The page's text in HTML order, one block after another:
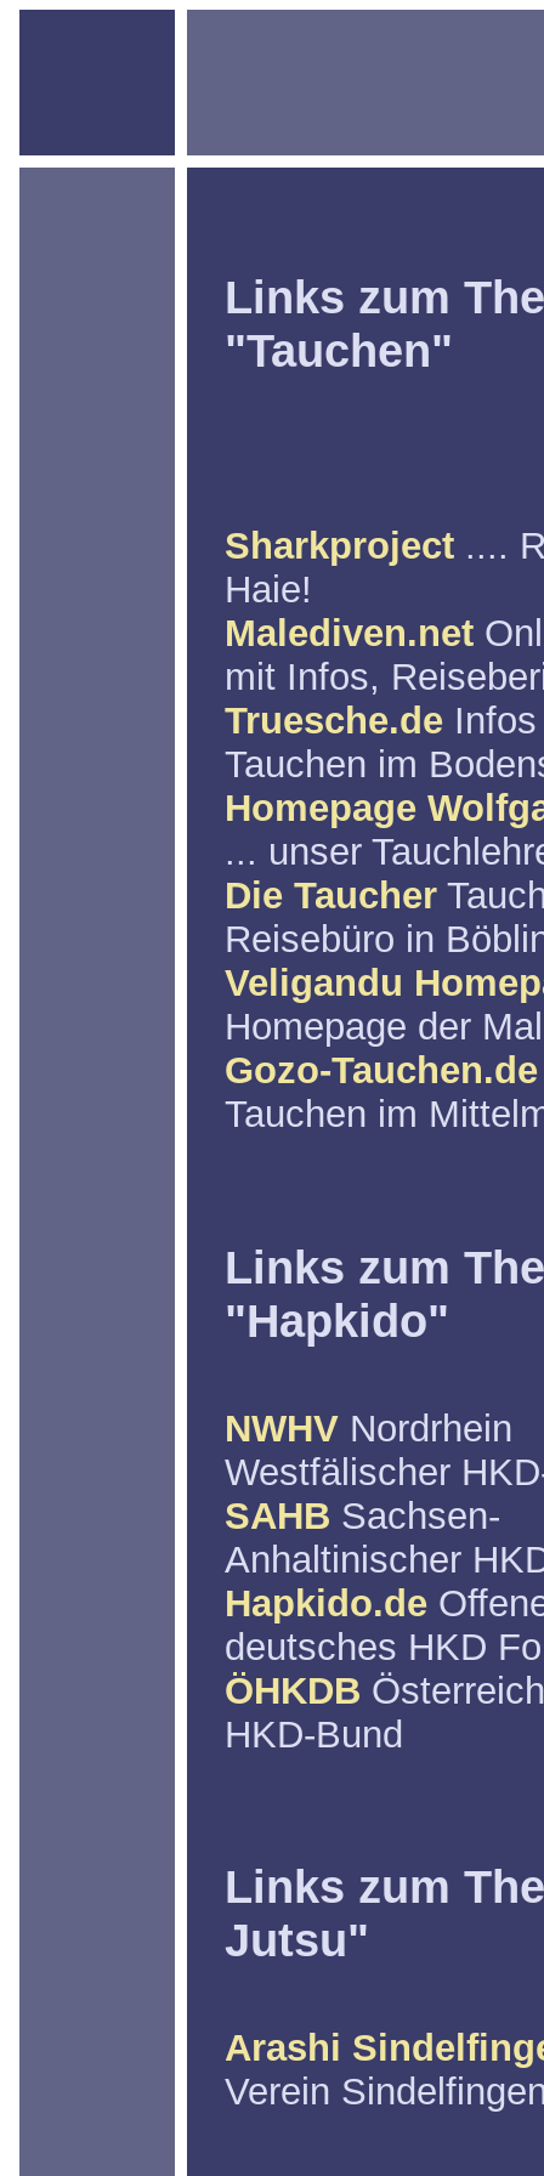
Links zum
"Tauchen"
Sharkproject ....
Haie!
Malediven.net
mit Infos,
Truesche.de
Tauchen im
Homepage
... unser
Die Taucher
Reisebüro in
Veligandu
Homepage der
Gozo-Tauchen.de
Tauchen im
Links zum
"Hapkido"
NWHV Nordrhein
Westfälischer
SAHB Sachsen-
Anhaltinischer
Hapkido.de
deutsches HKD
ÖHKDB
HKD-Bund
Links zum
Jutsu"
Arashi
Verein